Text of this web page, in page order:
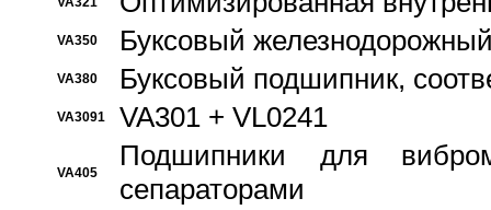
VA350 Буксовый
VA380 Буксовый подшипник,
VA3091 VA301 + VL0241
VA405
Подшипники для
сепараторами